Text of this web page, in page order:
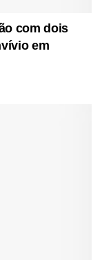
com dois
em